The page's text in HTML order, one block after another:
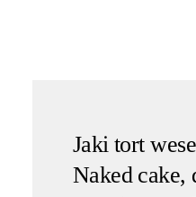
Jaki tort
Naked cake,